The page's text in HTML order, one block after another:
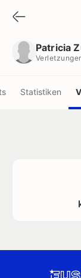
Patricia
Statistiken